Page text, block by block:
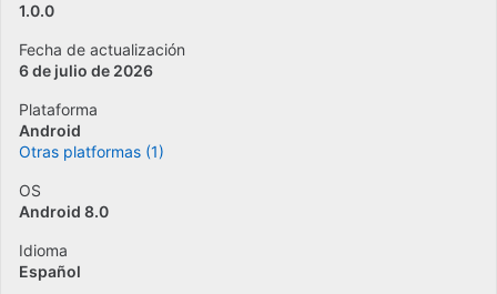
1.0.0
Fecha de actualización
6 de julio de 2026
Plataforma
Android
Otras platformas (1)
OS
Android 8.0
Idioma
Español